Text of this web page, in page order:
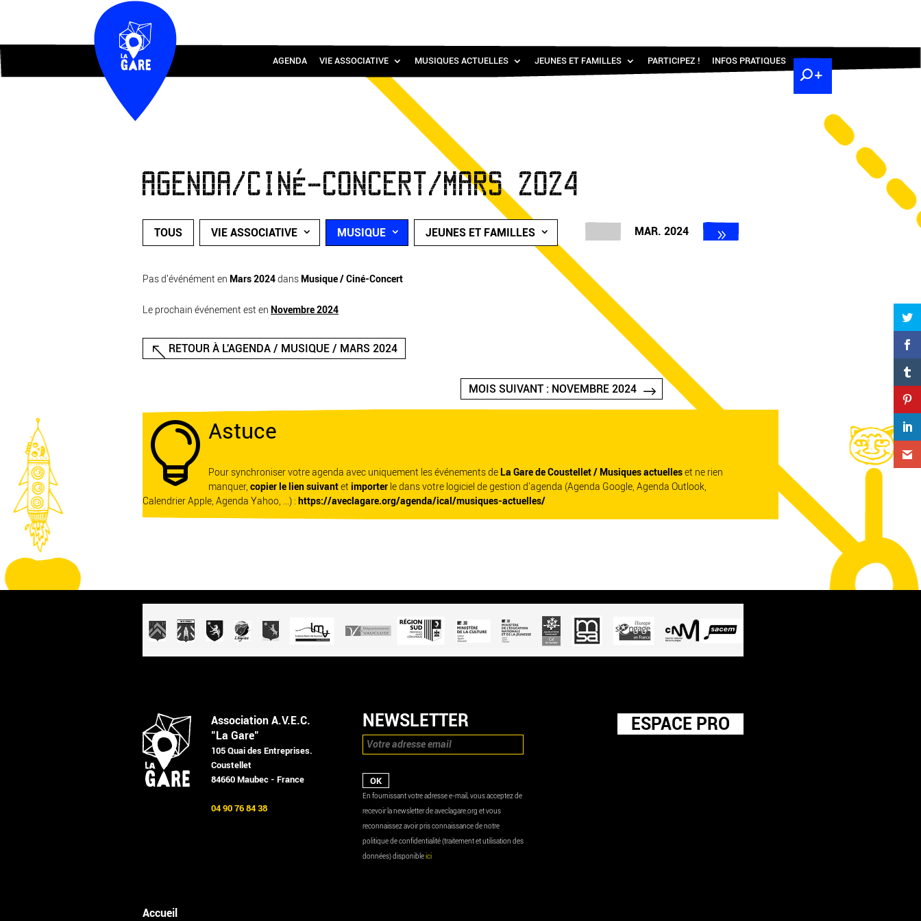
AGENDA VIE ASSOCIATIVE MUSIQUES ACTUELLES JEUNES ET FAMILLES PARTICIPEZ ! INFOS PRATIQUES
AGENDA/CINÉ-CONCERT/MARS 2024
MAR. 2024
TOUS VIE ASSOCIATIVE MUSIQUE JEUNES ET FAMILLES
Pas d'événément en Mars 2024dans Musique / Ciné-Concert
Le prochain événement est en Novembre 2024
RETOUR À L'AGENDA / MUSIQUE / MARS 2024
MOIS SUIVANT : NOVEMBRE 2024
 Astuce
Pour synchroniser votre agenda avec uniquement les événements de La Gare de Coustellet / Musiques actuelleset ne rien
manquer, copier le lien suivantet importer le dans votre logiciel de gestion d'agenda (Agenda Google, Agenda Outlook,
Calendrier Apple, Agenda Yahoo, ...) : https://aveclagare.org/agenda/ical/musiques-actuelles/
Association A.V.E.C.
"La Gare"
105 Quai des Entreprises.
Coustellet
84660 Maubec - France
04 90 76 84 38
NEWSLETTER
En fournissant votre adresse e-mail, vous acceptez de
recevoir la newsletter de aveclagare.org et vous
reconnaissez avoir pris connaissance de notre
politique de confidentialité (traitement et utilisation des
données) disponibleici
ESPACE PRO
Accueil